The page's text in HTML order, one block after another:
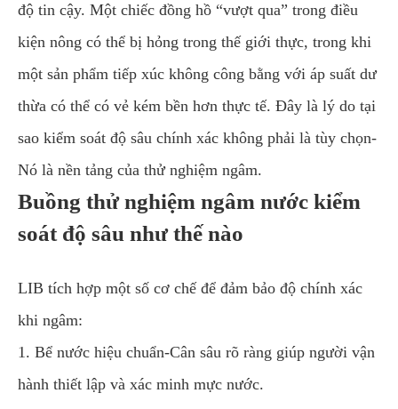
độ tin cậy. Một chiếc đồng hồ “vượt qua” trong điều
kiện nông có thể bị hỏng trong thế giới thực, trong khi
một sản phẩm tiếp xúc không công bằng với áp suất dư
thừa có thể có vẻ kém bền hơn thực tế. Đây là lý do tại
sao kiểm soát độ sâu chính xác không phải là tùy chọn-
Nó là nền tảng của thử nghiệm ngâm.
Buồng thử nghiệm ngâm nước kiểm
soát độ sâu như thế nào
LIB tích hợp một số cơ chế để đảm bảo độ chính xác
khi ngâm:
1. Bể nước hiệu chuẩn-Cân sâu rõ ràng giúp người vận
hành thiết lập và xác minh mực nước.